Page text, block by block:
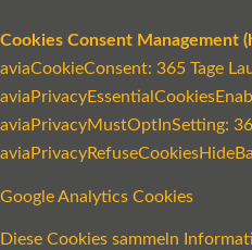
Cookies Consent Management
aviaCookieConsent: 365 Tage
aviaPrivacyMustOptInSetting:
Google Analytics Cookies
Diese Cookies sammeln